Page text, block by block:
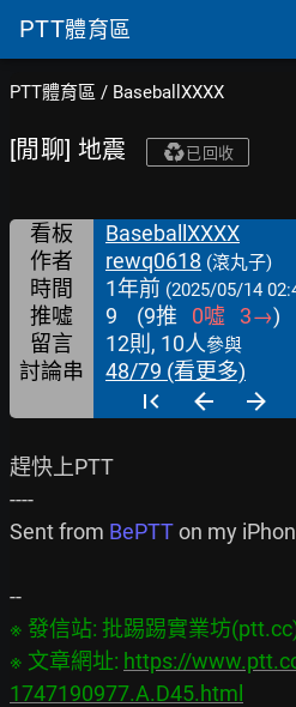
PTT體育區
PTT體育區 / BaseballXXXX
[閒聊] 地震 已回收
看板
BaseballXXXX
作者
rewq0618 (滾丸子)
時間 1年前 (2025/05/14
推噓 9 (9推 0噓 3→)
留言
12則, 10人參與
討論串 48/79 (看更多)
趕快上PTT
----
Sent from BePTT on my
※ 發信站: 批踢踢實業坊
※ 文章網址: https://
1747190977.A.D45.html